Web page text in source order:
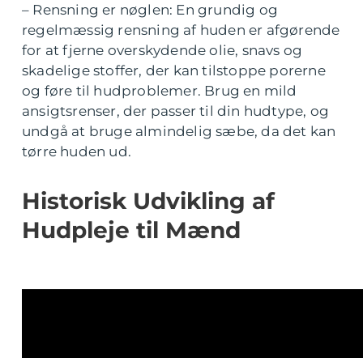
– Rensning er nøglen: En grundig og
regelmæssig rensning af huden er afgørende
for at fjerne overskydende olie, snavs og
skadelige stoffer, der kan tilstoppe porerne
og føre til hudproblemer. Brug en mild
ansigtsrenser, der passer til din hudtype, og
undgå at bruge almindelig sæbe, da det kan
tørre huden ud.
Historisk Udvikling af
Hudpleje til Mænd